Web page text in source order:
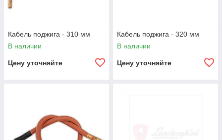
Кабель поджига - 310 мм
В наличии
Цену уточняйте
Кабель поджига - 320 мм
В наличии
Цену уточняйте